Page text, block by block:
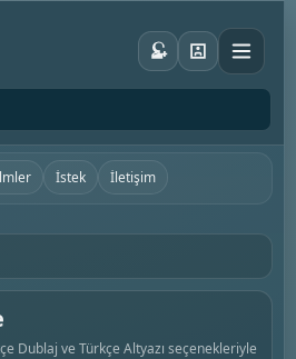
İstek İletişim
Dublaj ve Türkçe Altyazı seçenekleriyle